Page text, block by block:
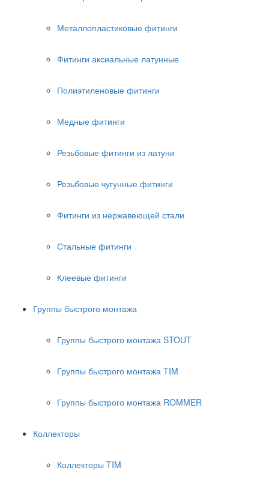
Металлопластиковые фитинги
Фитинги аксиальные латунные
Полиэтиленовые фитинги
Медные фитинги
Резьбовые фитинги из латуни
Резьбовые чугунные фитинги
Фитинги из нержавеющей стали
Стальные фитинги
Клеевые фитинги
Группы быстрого монтажа
Группы быстрого монтажа STOUT
Группы быстрого монтажа TIM
Группы быстрого монтажа ROMMER
Коллекторы
Коллекторы TIM